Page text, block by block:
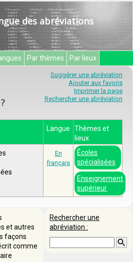
des abréviations
Par thèmes Par lieux
Suggérer une abréviation
Ajouter aux favoris
Imprimer la page
Rechercher une abréviation
Langue
Thèmes et
lieux
En
français
Écoles
spécialisées
Enseignement
supérieur
Rechercher une
abréviation :
et autres
façons
comme